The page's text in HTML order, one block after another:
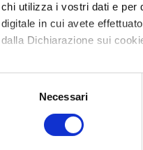
chi utilizza i vostri dati e per
digitale in cui avete
dalla Dichiarazione sui
Con il tuo consenso,
raccogliere
digitali).
Necessari
Tutti i